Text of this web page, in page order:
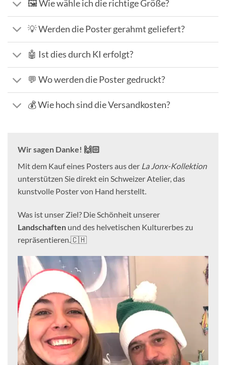
🖼️ Wie wähle ich die richtige Größe?
💡 Werden die Poster gerahmt geliefert?
🤖 Ist dies durch KI erfolgt?
💬 Wo werden die Poster gedruckt?
💰 Wie hoch sind die Versandkosten?
Wir sagen Danke! 🙌🏻
Mit dem Kauf eines Posters aus der La Jonx-Kollektion
unterstützen Sie direkt ein Schweizer Atelier, das
kunstvolle Poster von Hand herstellt.
Was ist unser Ziel? Die Schönheit unserer
Landschaften und des helvetischen Kulturerbes zu
repräsentieren.🇨🇭